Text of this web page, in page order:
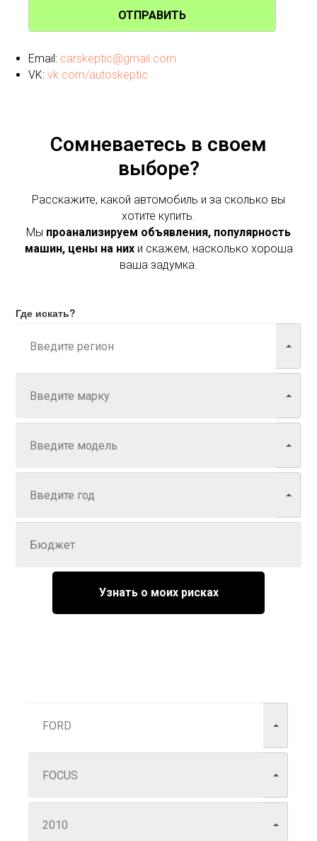
ОТПРАВИТЬ
Email: carskeptic@gmail.com
VK: vk.com/autoskeptic
Сомневаетесь в своем
выборе?
Расскажите, какой автомобиль и за сколько вы
хотите купить.
Мы проанализируем объявления, популярность
машин, цены на нихи скажем, насколько хороша
ваша задумка.
Где искать?
Узнать о моих рисках